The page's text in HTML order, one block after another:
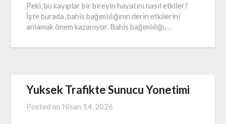
Peki, bu kayıplar bir bireyin hayatını nasıl etkiler?
İşte burada, bahis bağımlılığının derin etkilerini
anlamak önem kazanıyor. Bahis bağımlılığı,…
Yuksek Trafikte Sunucu Yonetimi
Posted on Nisan 14, 2026